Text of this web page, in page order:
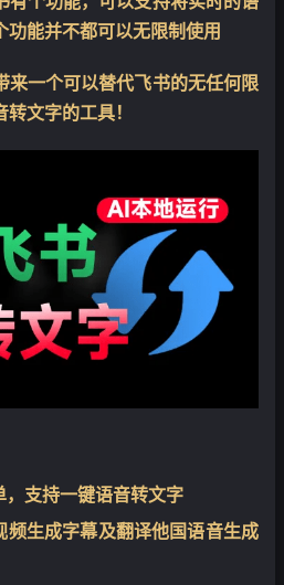
能并不都可以无限制使用
来一个可以替代飞书的无任何限
文字的工具！
支持一键语音转文字
频生成字幕及翻译他国语音生成